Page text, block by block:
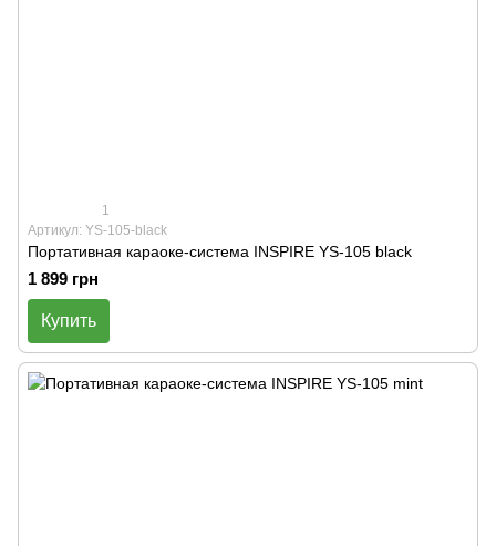
1
Артикул: YS-105-black
Портативная караоке-система INSPIRE YS-105 black
1 899 грн
Купить